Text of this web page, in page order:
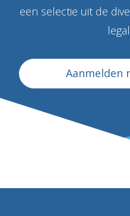
een selectie uit de
Aanmelden